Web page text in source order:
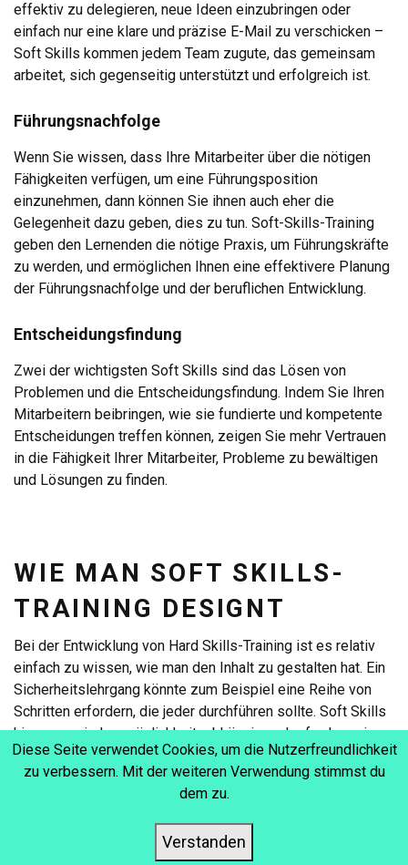
effektiv zu delegieren, neue Ideen einzubringen oder
einfach nur eine klare und präzise E-Mail zu verschicken –
Soft Skills kommen jedem Team zugute, das gemeinsam
arbeitet, sich gegenseitig unterstützt und erfolgreich ist.
Führungsnachfolge
Wenn Sie wissen, dass Ihre Mitarbeiter über die nötigen
Fähigkeiten verfügen, um eine Führungsposition
einzunehmen, dann können Sie ihnen auch eher die
Gelegenheit dazu geben, dies zu tun. Soft-Skills-Training
geben den Lernenden die nötige Praxis, um Führungskräfte
zu werden, und ermöglichen Ihnen eine effektivere Planung
der Führungsnachfolge und der beruflichen Entwicklung.
Entscheidungsfindung
Zwei der wichtigsten Soft Skills sind das Lösen von
Problemen und die Entscheidungsfindung. Indem Sie Ihren
Mitarbeitern beibringen, wie sie fundierte und kompetente
Entscheidungen treffen können, zeigen Sie mehr Vertrauen
in die Fähigkeit Ihrer Mitarbeiter, Probleme zu bewältigen
und Lösungen zu finden.
WIE MAN SOFT SKILLS-
TRAINING DESIGNT
Bei der Entwicklung von Hard Skills-Training ist es relativ
einfach zu wissen, wie man den Inhalt zu gestalten hat. Ein
Sicherheitslehrgang könnte zum Beispiel eine Reihe von
Schritten erfordern, die jeder durchführen sollte. Soft Skills
hingegen sind persönlichkeitsabhängig und erfordern einen
vielfältigeren, „softeren“ Ansatz, der Übungen und Feedback
auf sichere und effektive Weise ermöglicht. Versuchen Sie,
diese Methoden in Ihre Soft-Skills-Strategie einzubauen,
um einen ganzheitlicheren Ansatz zu erhalten.
Diese Seite verwendet Cookies, um die Nutzerfreundlichkeit
zu verbessern. Mit der weiteren Verwendung stimmst du
dem zu.
Verstanden